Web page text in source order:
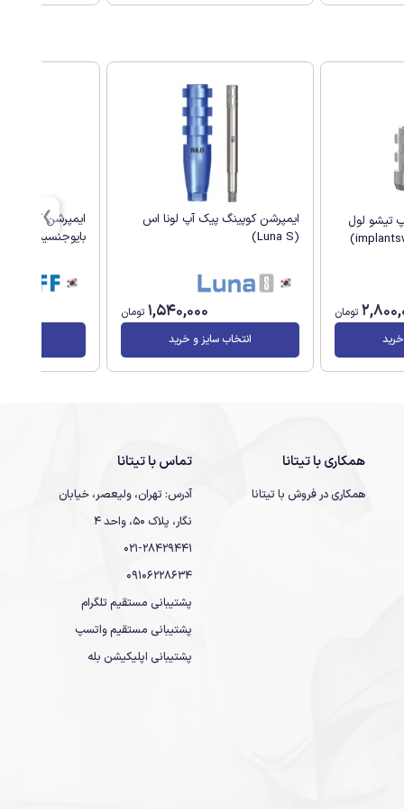
تیشو لول
تومان
ایمپرشن کوپینگ پیک آپ لونا اس
(Luna S)
1,540,000 تومان
انتخاب سایز و خرید
ایمپرشن کوپینگ
بایوجنسیس (G.Diff)
همکاری با تیتانا
همکاری در فروش با تیتانا
تماس با تیتانا
آدرس: تهران، ولیعصر، خیابان
نگار، پلاک 50، واحد 4
021-28429441
09106228634
پشتیبانی مستقیم تلگرام
پشتیبانی مستقیم واتسپ
پشتیبانی اپلیکیشن بله